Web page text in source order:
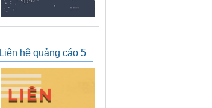
Liên hệ quảng cáo 5